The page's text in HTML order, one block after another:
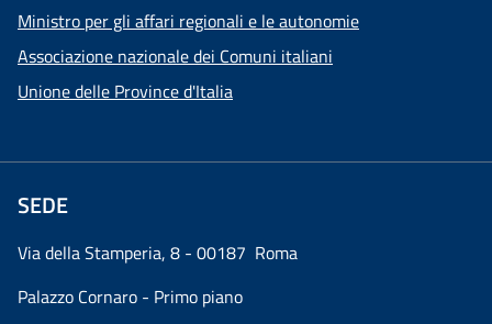
Ministro per gli affari regionali e le autonomie
Associazione nazionale dei Comuni italiani
Unione delle Province d'Italia
SEDE
Via della Stamperia, 8 - 00187 Roma
Palazzo Cornaro - Primo piano